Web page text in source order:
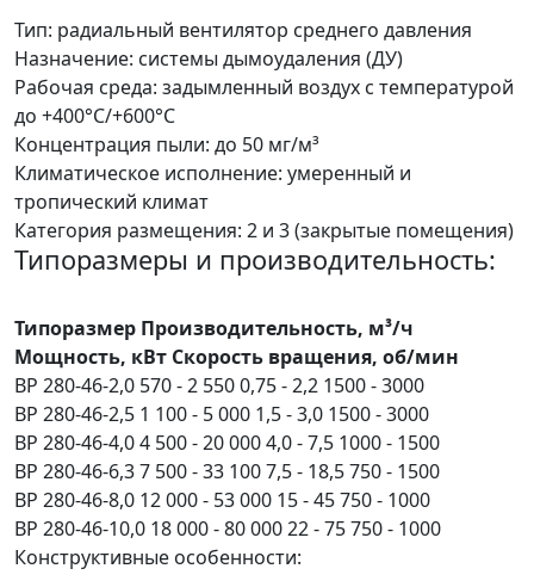
Тип: радиальный вентилятор среднего давления
Назначение: системы дымоудаления (ДУ)
Рабочая среда: задымленный воздух с температурой
до +400°С/+600°С
Концентрация пыли: до 50 мг/м³
Климатическое исполнение: умеренный и
тропический климат
Категория размещения: 2 и 3 (закрытые помещения)
Типоразмеры и производительность:
Типоразмер Производительность, м³/ч
Мощность, кВт Скорость вращения, об/мин
ВР 280-46-2,0 570 - 2 550 0,75 - 2,2 1500 - 3000
ВР 280-46-2,5 1 100 - 5 000 1,5 - 3,0 1500 - 3000
ВР 280-46-4,0 4 500 - 20 000 4,0 - 7,5 1000 - 1500
ВР 280-46-6,3 7 500 - 33 100 7,5 - 18,5 750 - 1500
ВР 280-46-8,0 12 000 - 53 000 15 - 45 750 - 1000
ВР 280-46-10,0 18 000 - 80 000 22 - 75 750 - 1000
Конструктивные особенности: